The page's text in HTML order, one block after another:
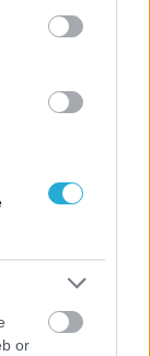
or
του 2000